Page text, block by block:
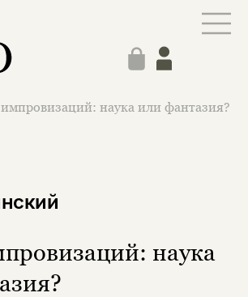
импровизаций: наука или фантазия?
наука